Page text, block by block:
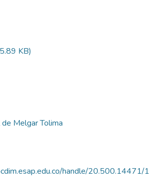
KB)
Melgar Tolima
handle/20.500.14471/1